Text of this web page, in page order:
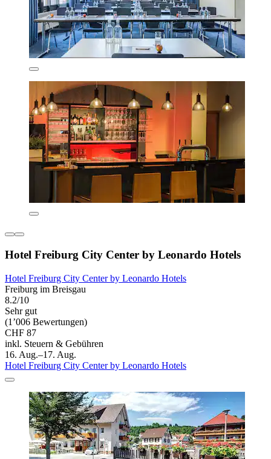
Hotel Freiburg City Center by Leonardo Hotels
Hotel Freiburg City Center by Leonardo Hotels
Freiburg im Breisgau
8.2/10
Sehr gut
(1’006 Bewertungen)
CHF 87
inkl. Steuern & Gebühren
16. Aug.–17. Aug.
Hotel Freiburg City Center by Leonardo Hotels